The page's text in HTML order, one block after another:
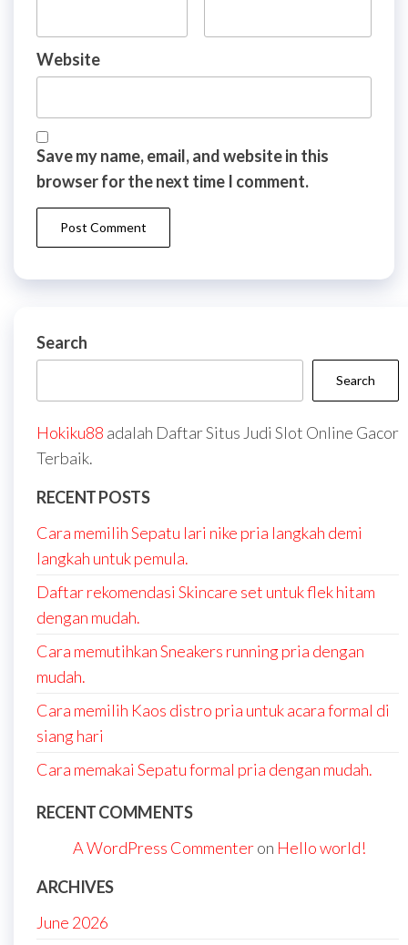
Website
Save my name, email, and website in this
browser for the next time I comment.
Search
Search
Hokiku88 adalah Daftar Situs Judi Slot Online Gacor
Terbaik.
RECENT POSTS
Cara memilih Sepatu lari nike pria langkah demi
langkah untuk pemula.
Daftar rekomendasi Skincare set untuk flek hitam
dengan mudah.
Cara memutihkan Sneakers running pria dengan
mudah.
Cara memilih Kaos distro pria untuk acara formal di
siang hari
Cara memakai Sepatu formal pria dengan mudah.
RECENT COMMENTS
A WordPress Commenteron Hello world!
ARCHIVES
June 2026